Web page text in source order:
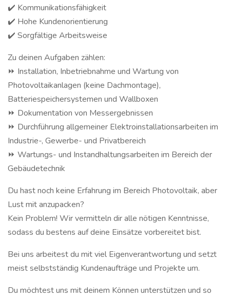
✔️ Kommunikationsfähigkeit
✔️ Hohe Kundenorientierung
✔️ Sorgfältige Arbeitsweise
Zu deinen Aufgaben zählen:
⏩ Installation, Inbetriebnahme und Wartung von
Photovoltaikanlagen (keine Dachmontage),
Batteriespeichersystemen und Wallboxen
⏩ Dokumentation von Messergebnissen
⏩ Durchführung allgemeiner Elektroinstallationsarbeiten im
Industrie-, Gewerbe- und Privatbereich
⏩ Wartungs- und Instandhaltungsarbeiten im Bereich der
Gebäudetechnik
Du hast noch keine Erfahrung im Bereich Photovoltaik, aber
Lust mit anzupacken?
Kein Problem! Wir vermitteln dir alle nötigen Kenntnisse,
sodass du bestens auf deine Einsätze vorbereitet bist.
Bei uns arbeitest du mit viel Eigenverantwortung und setzt
meist selbstständig Kundenaufträge und Projekte um.
Du möchtest uns mit deinem Können unterstützen und so